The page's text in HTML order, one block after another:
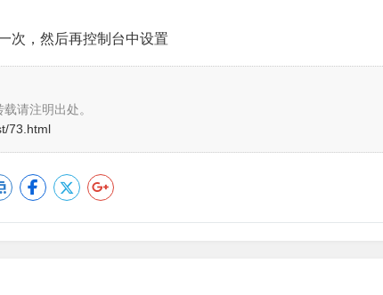
次，然后再控制台中设置
请注明出处。
73.html